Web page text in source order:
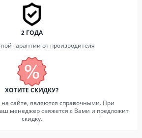
2 ГОДА
гарантии от производителя
ХОТИТЕ СКИДКУ?
сайте, являются справочными. При
менеджер свяжется с Вами и предложит
скидку.